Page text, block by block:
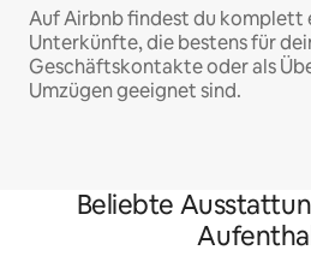
Auf Airbnb findest du
Unterkünfte, die bestens für
Geschäftskontakte oder als
Umzügen geeignet sind.
Beliebte